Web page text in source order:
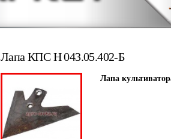
Лапа КПС Н 043.05.402-Б
Лапа